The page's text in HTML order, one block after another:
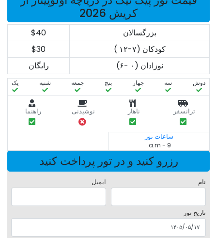
کریش 2026
بزرگسالان
$40
کودکان (۷-۱۲ )
$30
نوزادان (۰ -۶)
رایگان
دوش سه‌ چهار پنج جمعه شنبه یک
ترانسفر ناهار نوشیدنی راهنما
ساعات تور
9 - a.m.
رزرو کنید و در تور پرداخت کنید
نام ایمیل
تاریخ تور